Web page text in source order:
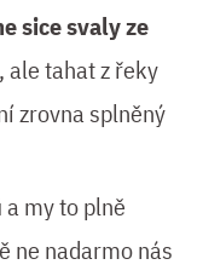
sice svaly ze
, ale tahat z řeky
zrovna splněný
a my to plně
ne nadarmo nás